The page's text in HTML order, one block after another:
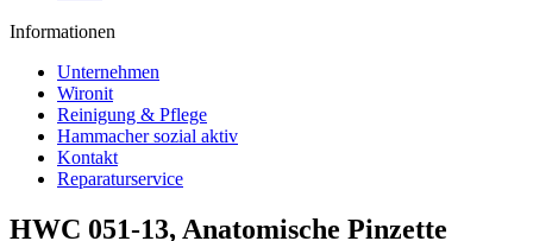
Informationen
Unternehmen
Wironit
Reinigung & Pflege
Hammacher sozial aktiv
Kontakt
Reparaturservice
HWC 051-13, Anatomische Pinzette